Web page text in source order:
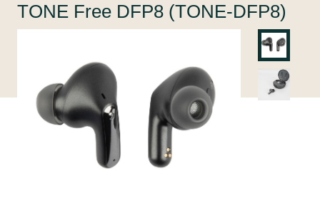
TONE Free DFP8 (TONE-DFP8)